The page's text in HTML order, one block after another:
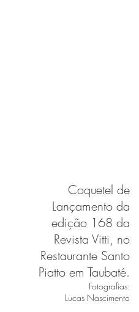
Coquetel de
Lançamento da
edição 168 da
Revista Vitti, no
Restaurante Santo
Piatto em Taubaté.
Fotografias:
Lucas Nascimento